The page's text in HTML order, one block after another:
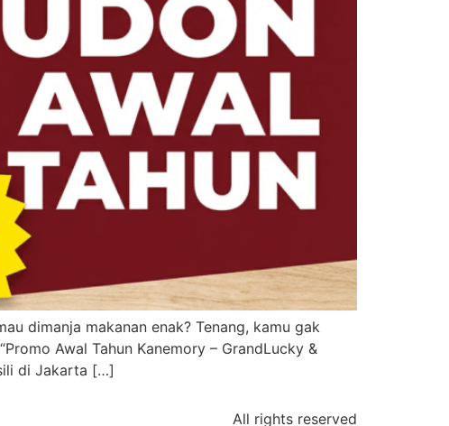
dimanja makanan enak? Tenang, kamu gak
Awal Tahun Kanemory – GrandLucky &
di Jakarta […]
All rights reserved